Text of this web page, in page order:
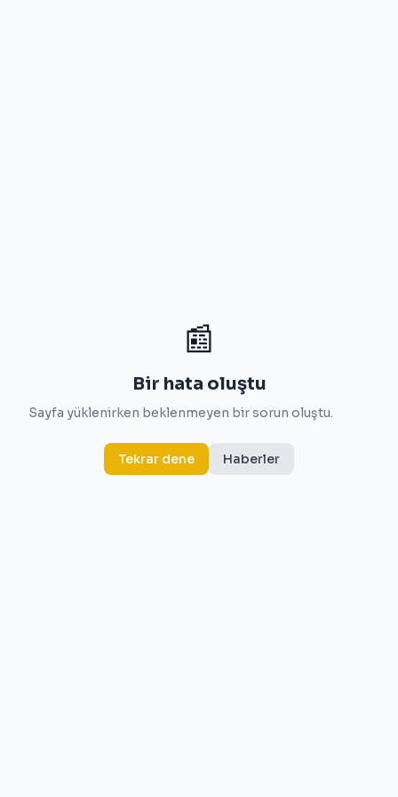
📰
Bir hata oluştu
Sayfa yüklenirken beklenmeyen bir sorun oluştu.
Tekrar dene Haberler